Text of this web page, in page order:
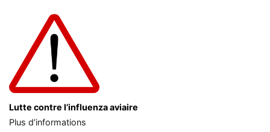
Lutte contre l’influenza aviaire
Plus d’informations